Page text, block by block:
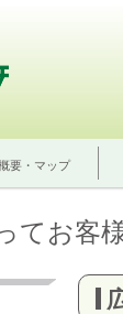
要・マップ
てお客